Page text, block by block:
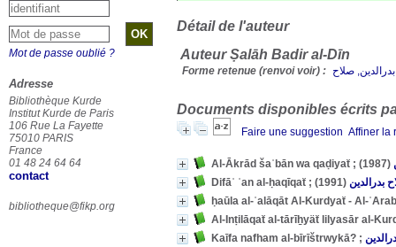
Détail de l'auteur
Auteur Ṣalāh Badir al-Dīn
Forme retenue (renvoi voir) :
Documents disponibles écrits
Faire une suggestion Affiner la
(1987)
بدرالدين (1991)
Mot de passe oublié ?
Adresse
Bibliothèque Kurde
Institut Kurde de Paris
106 Rue La Fayette
75010 PARIS
France
01 48 24 64 64
contact
bibliotheque@fikp.org